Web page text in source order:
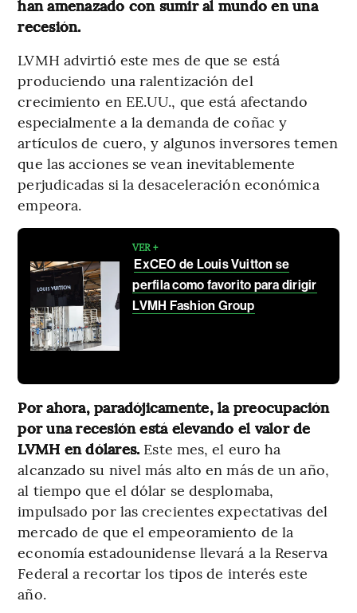
han amenazado con sumir al mundo en una
recesión.
LVMH advirtió este mes de que se está
produciendo una ralentización del
crecimiento en EE.UU., que está afectando
especialmente a la demanda de coñac y
artículos de cuero, y algunos inversores temen
que las acciones se vean inevitablemente
perjudicadas si la desaceleración económica
empeora.
VER +
ExCEO de Louis Vuitton se
perfila como favorito para dirigir
LVMH Fashion Group
Por ahora, paradójicamente, la preocupación
por una recesión está elevando el valor de
LVMH en dólares. Este mes, el euro ha
alcanzado su nivel más alto en más de un año,
al tiempo que el dólar se desplomaba,
impulsado por las crecientes expectativas del
mercado de que el empeoramiento de la
economía estadounidense llevará a la Reserva
Federal a recortar los tipos de interés este
año.